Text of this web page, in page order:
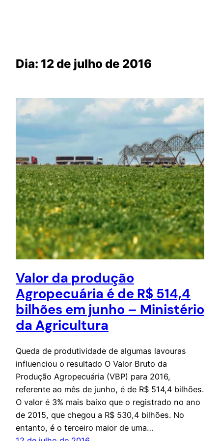
Dia: 12 de julho de 2016
Valor da produção
Agropecuária é de R$ 514,4
bilhões em junho – Ministério
da Agricultura
Queda de produtividade de algumas lavouras
influenciou o resultado O Valor Bruto da
Produção Agropecuária (VBP) para 2016,
referente ao mês de junho, é de R$ 514,4 bilhões.
O valor é 3% mais baixo que o registrado no ano
de 2015, que chegou a R$ 530,4 bilhões. No
entanto, é o terceiro maior de uma…